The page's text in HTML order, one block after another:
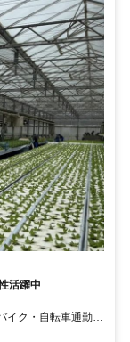
活躍中
イク・自転車通勤